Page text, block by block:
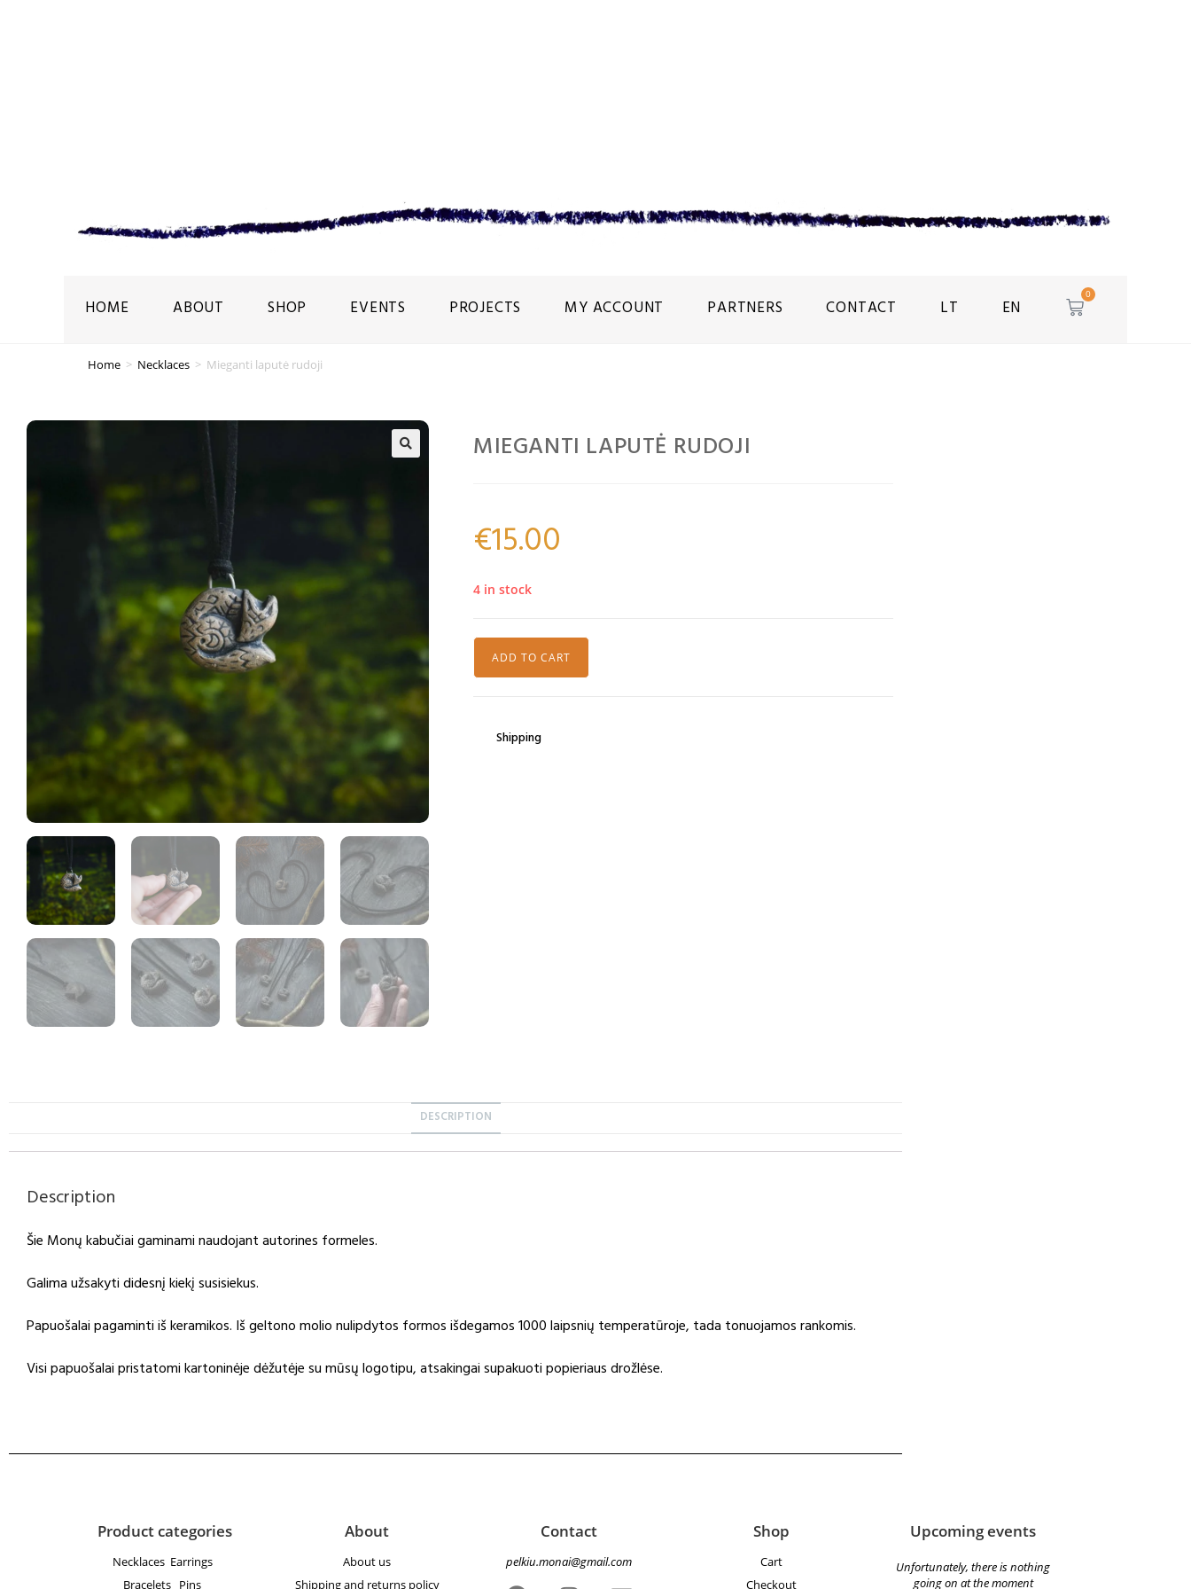
HOME ABOUT SHOP EVENTS PROJECTS MY ACCOUNT PARTNERS CONTACT LT EN
0
Home > Necklaces > Mieganti laputė rudoji
MIEGANTI LAPUTĖ RUDOJI
€15.00
4 in stock
ADD TO CART
Shipping
DESCRIPTION
Description
Šie Monų kabučiai gaminami naudojant autorines formeles.
Galima užsakyti didesnį kiekį susisiekus.
Papuošalai pagaminti iš keramikos. Iš geltono molio nulipdytos formos išdegamos 1000 laipsnių temperatūroje, tada tonuojamos rankomis.
Visi papuošalai pristatomi kartoninėje dėžutėje su mūsų logotipu, atsakingai supakuoti popieriaus drožlėse.
Product categories
Necklaces Earrings
Bracelets Pins
About
About us
Shipping and returns policy
Contact
pelkiu.monai@gmail.com
Shop
Cart
Checkout
Upcoming events
Unfortunately, there is nothing
going on at the moment